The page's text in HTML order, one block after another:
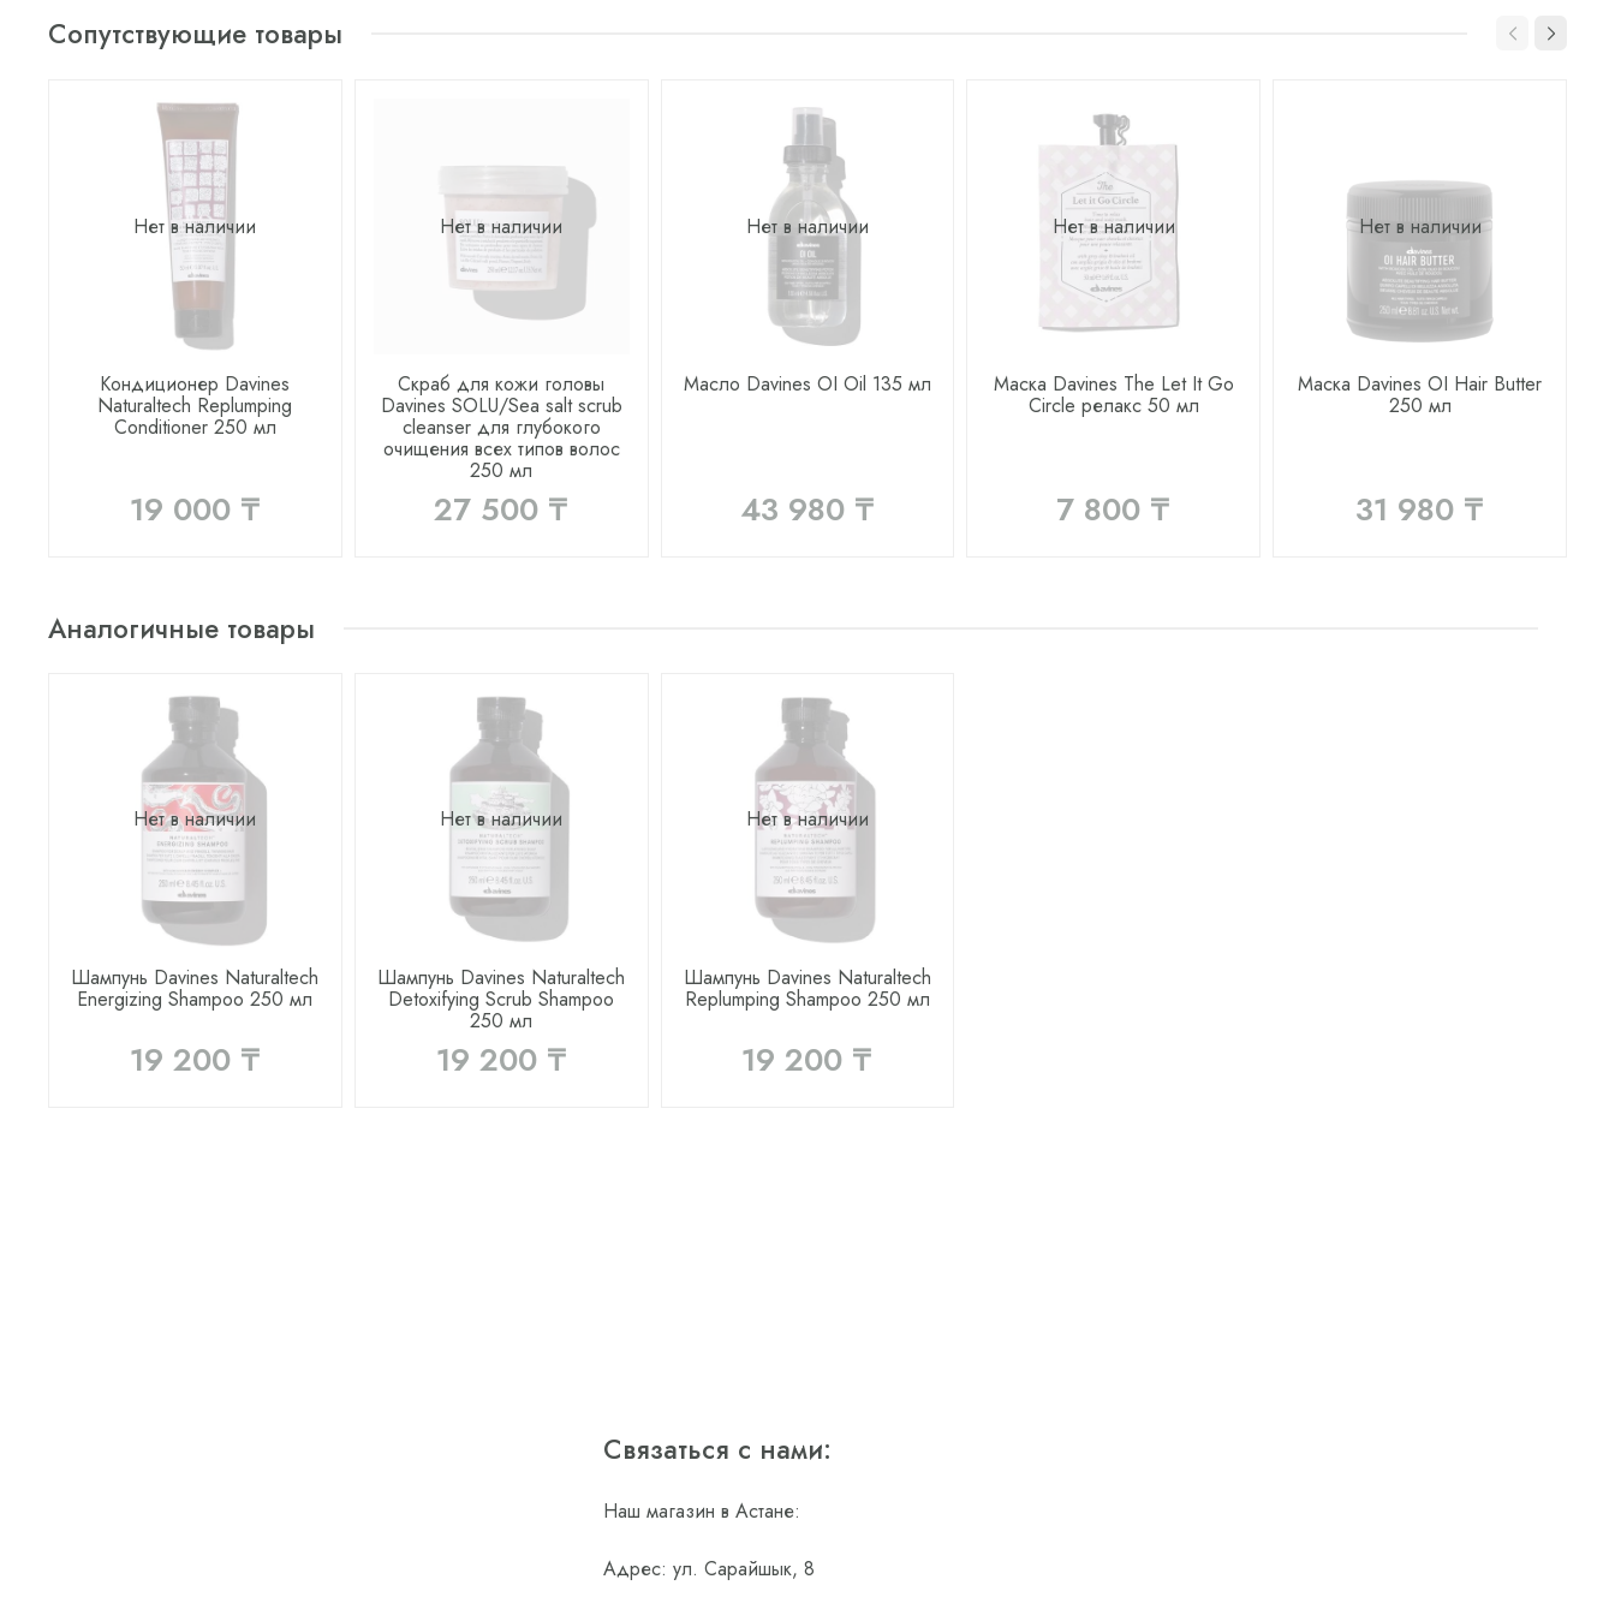
Сопутствующие товары
Нет в наличии
Кондиционер Davines
Naturaltech Replumping
Conditioner 250 мл
19 000 ₸
Нет в наличии
Cкраб для кожи головы
Davines SOLU/Sea salt scrub
cleanser для глубокого
очищения всех типов волос
250 мл
27 500 ₸
Нет в наличии
Масло Davines OI Oil 135 мл
43 980 ₸
Нет в наличии
Маска Davines The Let It Go
Circle релакс 50 мл
7 800 ₸
Нет в наличии
Маска Davines OI Hair Butter
250 мл
31 980 ₸
Аналогичные товары
Нет в наличии
Шампунь Davines Naturaltech
Energizing Shampoo 250 мл
19 200 ₸
Нет в наличии
Шампунь Davines Naturaltech
Detoxifying Scrub Shampoo
250 мл
19 200 ₸
Нет в наличии
Шампунь Davines Naturaltech
Replumping Shampoo 250 мл
19 200 ₸
Связаться с нами:
Наш магазин в Астане:
Адрес: ул. Сарайшык, 8